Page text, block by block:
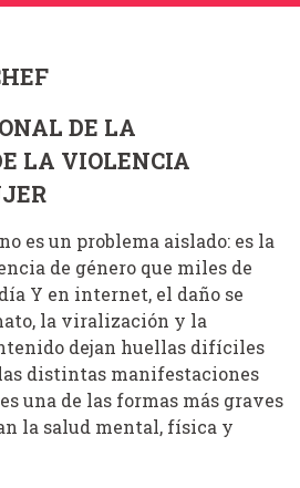
DE LA
LA VIOLENCIA
es un problema aislado: es la
de género que miles de
Y en internet, el daño se
la viralización y la
dejan huellas difíciles
distintas manifestaciones
una de las formas más graves
la salud mental, física y